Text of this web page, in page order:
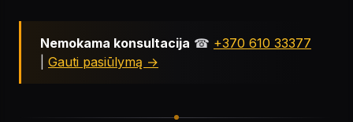
Nemokama konsultacija ☎ +370 610 33377
Gauti pasiūlymą →